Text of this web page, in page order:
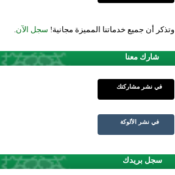
وتذكر أن جميع خدماتنا المميزة مجانية! سجل الآن
شارك معنا
في نشر مشاركتك
في نشر الألوكة
سجل بريدك